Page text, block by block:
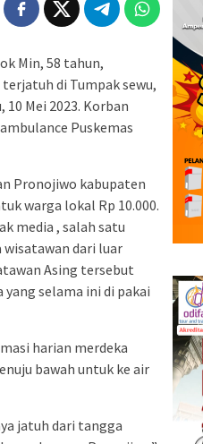
Min, 58 tahun,
di Tumpak sewu,
Mei 2023. Korban
Puskemas
Pronojiwo kabupaten
warga lokal Rp 10.000.
media , salah satu
dari luar
Asing tersebut
selama ini di pakai
harian merdeka
bawah untuk ke air
jatuh dari tangga